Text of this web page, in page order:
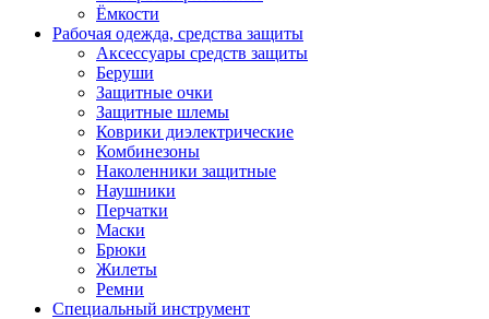
Ёмкости
Рабочая одежда, средства защиты
Аксессуары средств защиты
Беруши
Защитные очки
Защитные шлемы
Коврики диэлектрические
Комбинезоны
Наколенники защитные
Наушники
Перчатки
Маски
Брюки
Жилеты
Ремни
Специальный инструмент